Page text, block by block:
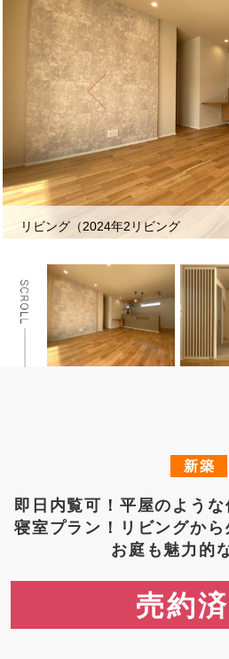
和室（2024年2月撮影）
新築
即日内覧可！平屋のよう
寝室プラン！リビングか
お庭も魅力的
3,980